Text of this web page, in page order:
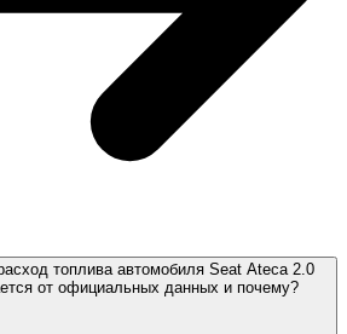
топлива автомобиля Seat Ateca 2.0
от официальных данных и почему?